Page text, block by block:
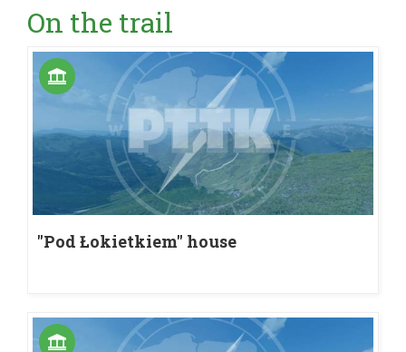
On the trail
"Pod Łokietkiem" house